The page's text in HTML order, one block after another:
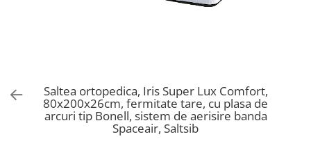
Saltele Memory Pocket
Saltele cu plasa arcuri
Scaune pentru living
Seturi comode living si vitrine
Scaune birou copii
Scaune resigilate
Saltea ortopedica, Iris Super Lux Comfort,
80x200x26cm, fermitate tare, cu plasa de
arcuri tip Bonell, sistem de aerisire banda
Spaceair, Saltsib